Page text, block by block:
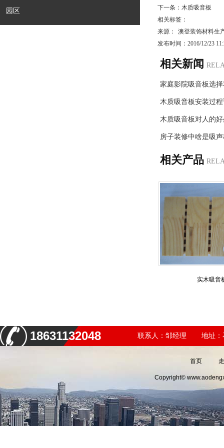
园区
下一条： 木质吸音板
相关标签：
来源：
澳登装饰材料生
发布时间：2016/12/23
相关新闻
家庭影院吸音板选
木质吸音板安装过
木质吸音板对人的
房子装修中啥是吸
相关产品
实木吸音
18631132048 联系人：邹经理 地址
首页
Copyright©